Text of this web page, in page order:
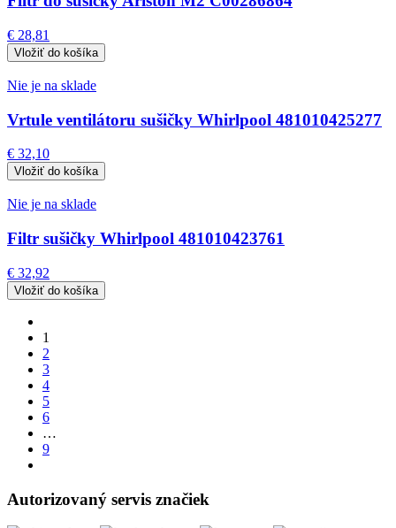
€ 28,81
Nie je na sklade
Vrtule ventilátoru sušičky Whirlpool 481010425277
€ 32,10
Nie je na sklade
Filtr sušičky Whirlpool 481010423761
€ 32,92
1
2
3
4
5
6
…
9
Autorizovaný servis značiek